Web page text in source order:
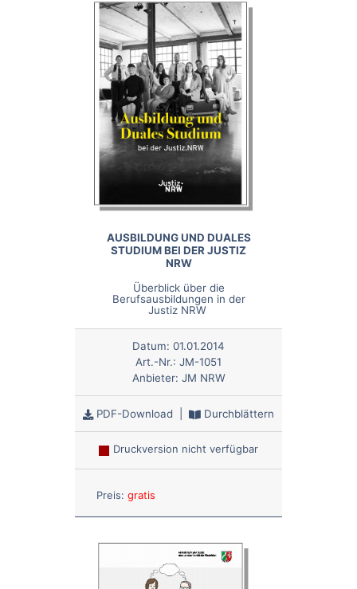
AUSBILDUNG UND DUALES
STUDIUM BEI DER JUSTIZ
NRW
Überblick über die
Berufsausbildungen in der
Justiz NRW
Datum: 01.01.2014
Art.-Nr.: JM-1051
Anbieter: JM NRW
PDF-Download Durchblättern
Druckversion nicht verfügbar
Preis: gratis